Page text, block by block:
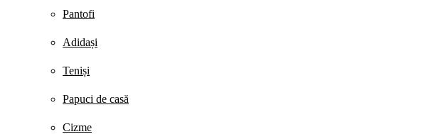
Pantofi
Adidași
Teniși
Papuci de casă
Cizme